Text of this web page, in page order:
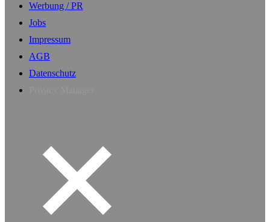
Werbung / PR
Jobs
Impressum
AGB
Datenschutz